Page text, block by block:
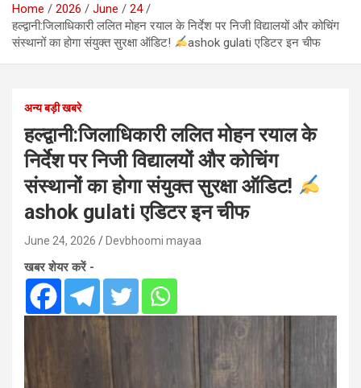
Home 2026 June
24
हल्द्वानी:जिलाधिकारी ललित मोहन रयाल के निर्देश पर निजी विद्यालयों और कोचिंग
संस्थानों का होगा संयुक्त सुरक्षा ऑडिट!
ashok gulati एडिटर इन चीफ
अन्य बड़ी खबरे
हल्द्वानी:जिलाधिकारी ललित मोहन रयाल के
निर्देश पर निजी विद्यालयों और कोचिंग
संस्थानों का होगा संयुक्त सुरक्षा ऑडिट!
ashok gulati एडिटर इन चीफ
June 24, 2026 Devbhoomi mayaa
खबर शेयर करें -